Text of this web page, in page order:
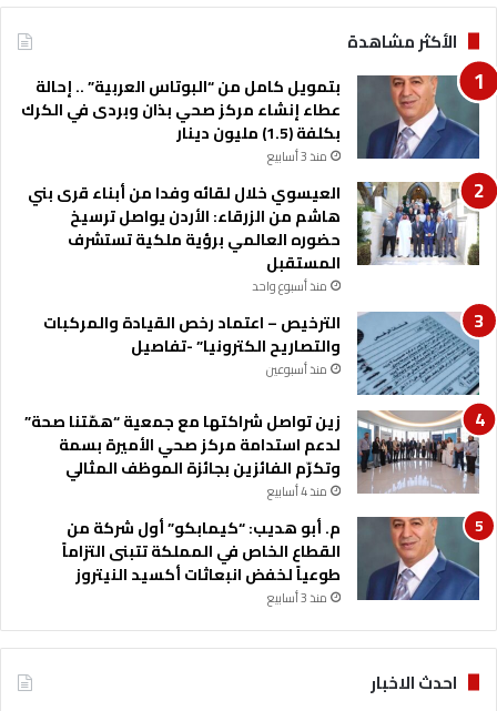
الأكثر مشاهدة
بتمويل كامل من “البوتاس العربية” .. إحالة
عطاء إنشاء مركز صحي بذان وبردى في الكرك
بكلفة (1.5) مليون دينار
منذ 3 أسابيع
العيسوي خلال لقائه وفدا من أبناء قرى بني
هاشم من الزرقاء: الأردن يواصل ترسيخ
حضوره العالمي برؤية ملكية تستشرف
المستقبل
منذ أسبوع واحد
الترخيص – اعتماد رخص القيادة والمركبات
والتصاريح الكترونيا” -تفاصيل
منذ أسبوعين
زين تواصل شراكتها مع جمعية “همّتنا صحة”
لدعم استدامة مركز صحي الأميرة بسمة
وتكرّم الفائزين بجائزة الموظف المثالي
منذ 4 أسابيع
م. أبو هديب: “كيمابكو” أول شركة من
القطاع الخاص في المملكة تتبنى التزاماً
طوعياً لخفض انبعاثات أكسيد النيتروز
منذ 3 أسابيع
احدث الاخبار